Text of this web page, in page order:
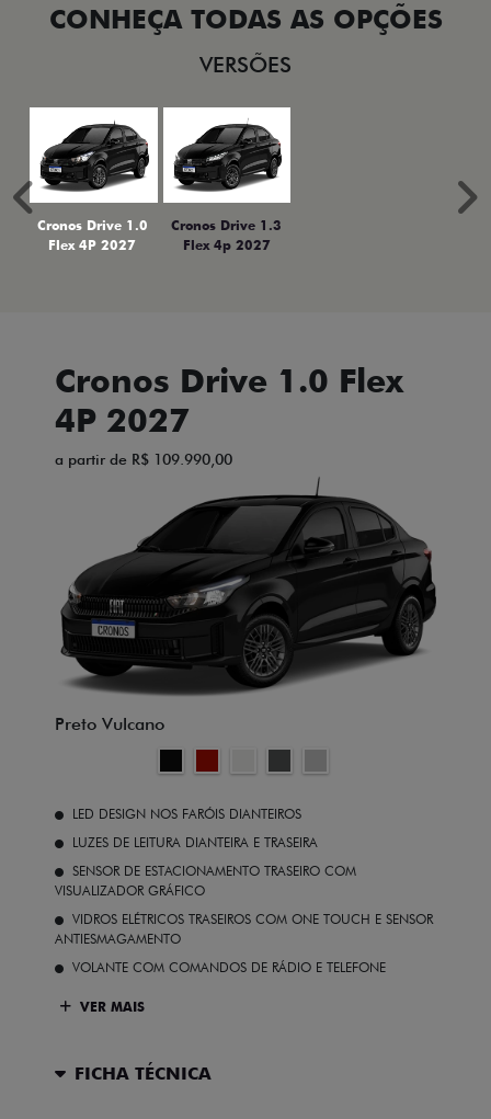
VERSÕES
Cronos Drive 1.0
Flex 4P 2027
Cronos Drive 1.3
Flex 4p 2027
Anterior
Cronos Drive 1.0 Flex
4P 2027
a partir de R$ 109.990,00
Preto Vulcano
LED DESIGN NOS FARÓIS DIANTEIROS
LUZES DE LEITURA DIANTEIRA E TRASEIRA
SENSOR DE ESTACIONAMENTO TRASEIRO COM
VISUALIZADOR GRÁFICO
VIDROS ELÉTRICOS TRASEIROS COM ONE TOUCH E SENSOR
ANTIESMAGAMENTO
VOLANTE COM COMANDOS DE RÁDIO E TELEFONE
VER MAIS
FICHA TÉCNICA